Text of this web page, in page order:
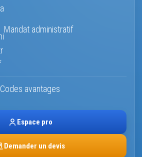
Mandat administratif
Codes avantages
Espace pro
Demander un devis